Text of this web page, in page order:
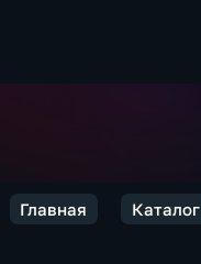
Главная Каталог